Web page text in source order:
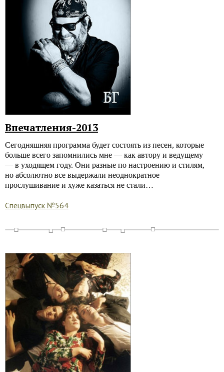
Впечатления-2013
Cегодняшняя программа будет состоять из песен, которые
больше всего запомнились мне — как автору и ведущему
— в уходящем году. Они разные по настроению и стилям,
но абсолютно все выдержали неоднократное
прослушивание и хуже казаться не стали…
Спецвыпуск №564